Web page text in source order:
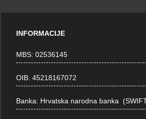
INFORMACIJE
MBS: 02536145
OIB: 45218167072
Banka: Hrvatska narodna banka